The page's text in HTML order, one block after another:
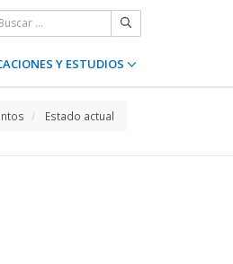
Y ESTUDIOS
Estado actual